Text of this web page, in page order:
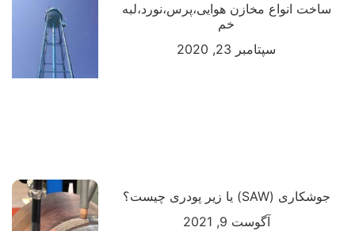
ساخت انواع مخازن هوایی،پرس،نورد،لبه
خم
سپتامبر 23, 2020
جوشکاری (SAW) یا زیر پودری چیست؟
آگوست 9, 2021